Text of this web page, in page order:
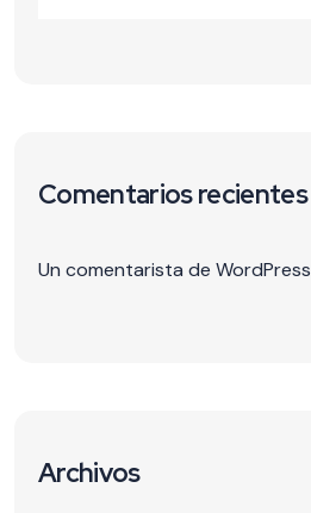
Comentarios recientes
Un comentarista de WordPress
Archivos